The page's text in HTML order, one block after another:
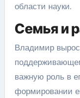
области науки.
Семья и
Владимир
важную роль в
формировании